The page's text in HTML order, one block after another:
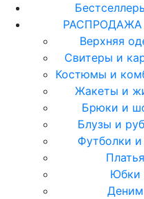
РАСПРОДАЖА
Верхняя
Свитеры и
Костюмы и
Жакеты и
Брюки и
Блузы и
Футболки
Платья
Юбки
Деним